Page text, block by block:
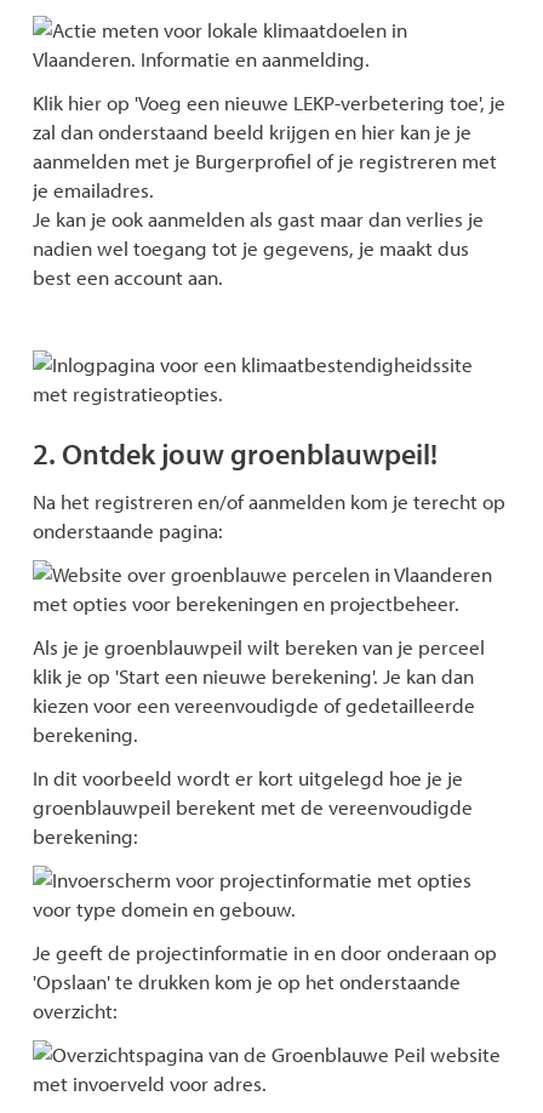
Klik hier op 'Voeg een nieuwe LEKP-verbetering toe', je
zal dan onderstaand beeld krijgen en hier kan je je
aanmelden met je Burgerprofiel of je registreren met
je emailadres.
Je kan je ook aanmelden als gast maar dan verlies je
nadien wel toegang tot je gegevens, je maakt dus
best een account aan.
2. Ontdek jouw groenblauwpeil!
Na het registreren en/of aanmelden kom je terecht op
onderstaande pagina:
Als je je groenblauwpeil wilt bereken van je perceel
klik je op 'Start een nieuwe berekening'. Je kan dan
kiezen voor een vereenvoudigde of gedetailleerde
berekening.
In dit voorbeeld wordt er kort uitgelegd hoe je je
groenblauwpeil berekent met de vereenvoudigde
berekening:
Je geeft de projectinformatie in en door onderaan op
'Opslaan' te drukken kom je op het onderstaande
overzicht: